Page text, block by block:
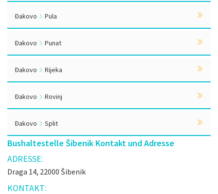
Đakovo Pula
Đakovo Punat
Đakovo Rijeka
Đakovo Rovinj
Đakovo Split
Bushaltestelle Šibenik Kontakt und Adresse
ADRESSE:
Draga 14, 22000 Šibenik
KONTAKT: